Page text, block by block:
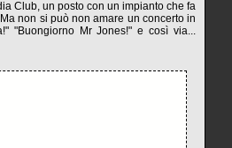
Club, un posto con un impianto che fa
non si può non amare un concerto in
"Buongiorno Mr Jones!" e così via...